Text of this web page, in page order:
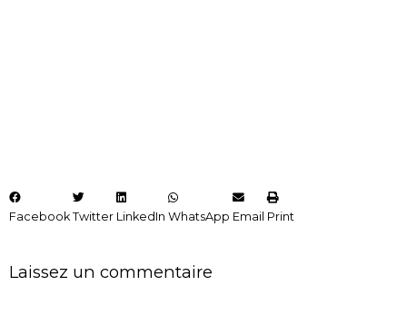
Facebook Twitter LinkedIn WhatsApp Email Print
Laissez un commentaire